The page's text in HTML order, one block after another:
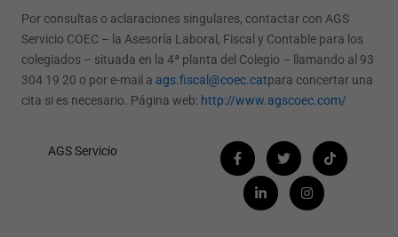
Por consultas o aclaraciones singulares, contactar con AGS
Servicio COEC – la Asesoría Laboral, Fiscal y Contable para los
colegiados – situada en la 4ª planta del Colegio – llamando al 93
304 19 20 o por e-mail a ags.fiscal@coec.catpara concertar una
cita si es necesario. Página web: http://www.agscoec.com/
AGS Servicio